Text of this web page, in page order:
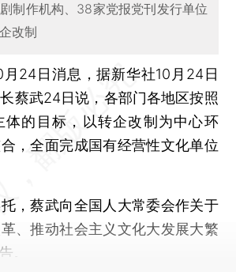
制作机构、38家党报党刊发行单位
改制
24日消息，据新华社10月24日
蔡武24日说，各部门各地区按照
体的目标，以转企改制为中心环
，全面完成国有经营性文化单位
蔡武向全国人大常委会作关于
、推动社会主义文化大发展大繁
。